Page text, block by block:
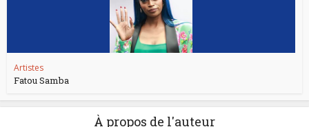
Artistes
Fatou Samba
À propos de l'auteur